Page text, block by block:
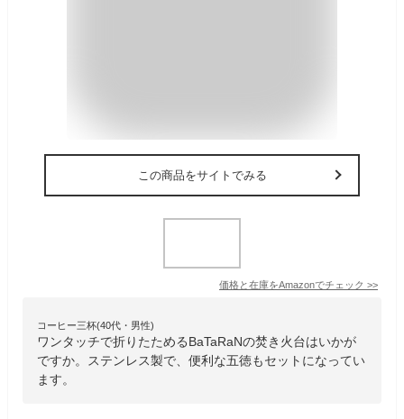
この商品をサイトでみる
価格と在庫をAmazonでチェック >>
コーヒー三杯(40代・男性)
ワンタッチで折りたためるBaTaRaNの焚き火台はいかが
ですか。ステンレス製で、便利な五徳もセットになってい
ます。